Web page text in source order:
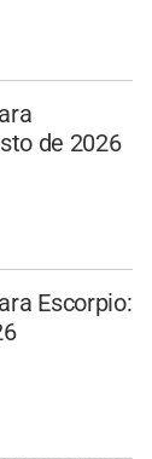
de 2026
Escorpio: